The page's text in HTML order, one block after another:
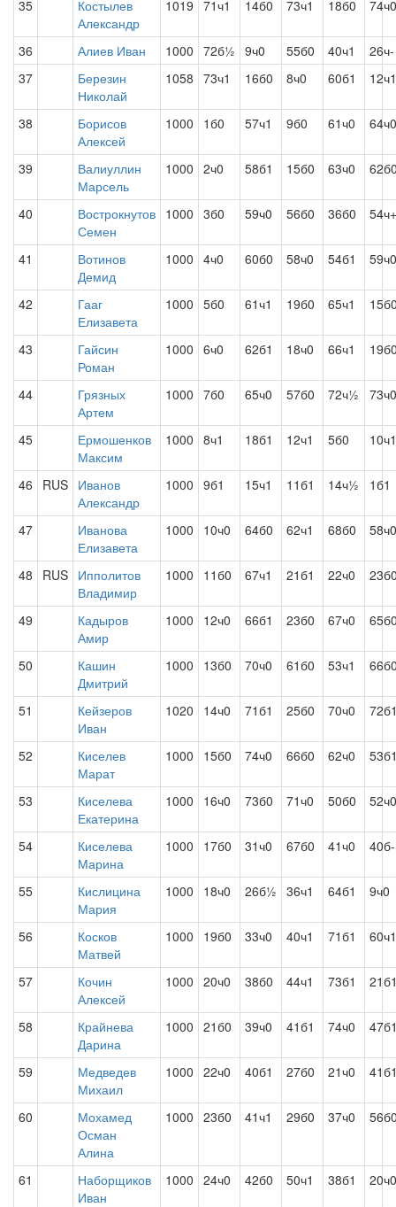
35
Костылев
Александр
1019 71ч1 14б0 73ч1 18б0 74ч0
36 Алиев Иван 1000 72б½ 9ч0 55б0 40ч1
26ч-
37
Березин
Николай
1058 73ч1 16б0 8ч0 60б1 12ч1
38
Борисов
Алексей
1000 1б0 57ч1 9б0 61ч0 64ч0
39
Валиуллин
Марсель
1000 2ч0 58б1 15б0 63ч0
40
Вострокнутов
Семен
1000 3б0 59ч0 56б0 36б0 54ч+
41
Вотинов
Демид
1000 4ч0 60б0 58ч0 54б1 59ч0
42
Гааг
Елизавета
1000 5б0 61ч1 19б0 65ч1
43
Гайсин
Роман
1000 6ч0 62б1 18ч0 66ч1
44
Грязных
Артем
1000 7б0 65ч0 57б0 72ч½ 73ч0
45
Ермошенков
Максим
1000 8ч1 18б1 12ч1 5б0 10ч1
46 RUS Иванов
Александр
1000 9б1 15ч1 11б1 14ч½ 1б1
47
Иванова
Елизавета
1000 10ч0 64б0 62ч1 68б0 58ч0
48 RUS Ипполитов
Владимир
1000 11б0 67ч1 21б1 22ч0
49
Кадыров
Амир
1000 12ч0 66б1 23б0 67ч0
50
Кашин
Дмитрий
1000 13б0 70ч0 61б0 53ч1
51
Кейзеров
Иван
1020 14ч0 71б1 25б0 70ч0
52
Киселев
Марат
1000 15б0 74ч0 66б0 62ч0
53
Киселева
Екатерина
1000 16ч0 73б0 71ч0 50б0 52ч0
54
Киселева
Марина
1000 17б0 31ч0 67б0 41ч0 40б-
55
Кислицина
Мария
1000 18ч0 26б½ 36ч1 64б1 9ч0
56
Косков
Матвей
1000 19б0 33ч0 40ч1 71б1 60ч1
57
Кочин
Алексей
1000 20ч0 38б0 44ч1 73б1
58
Крайнева
Дарина
1000 21б0 39ч0 41б1 74ч0
59
Медведев
Михаил
1000 22ч0 40б1 27б0 21ч0
60
Мохамед
Осман
Алина
1000 23б0 41ч1 29б0 37ч0
61
Наборщиков
Иван
1000 24ч0 42б0 50ч1 38б1 20ч0